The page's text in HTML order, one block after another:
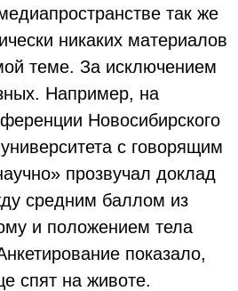
так же
никаких материалов
теме. За исключением
Например, на
Новосибирского
с говорящим
прозвучал доклад
средним баллом из
и положением тела
показало,
спят на животе.